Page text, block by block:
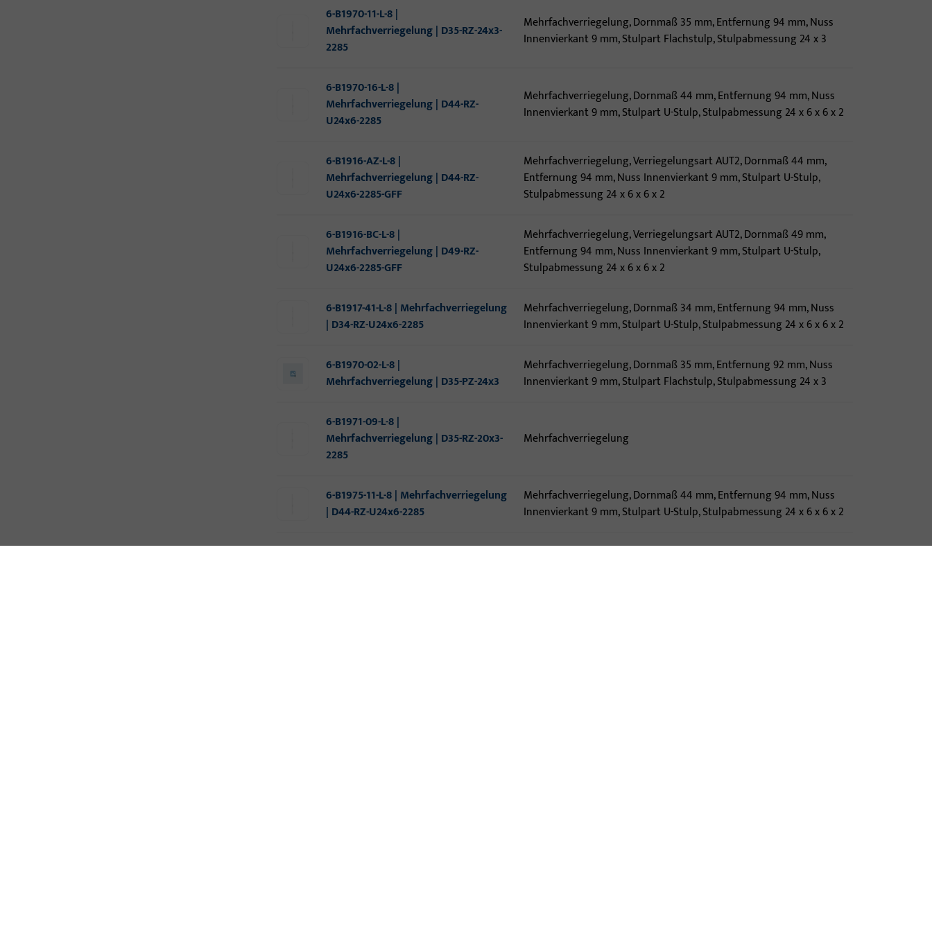
6-B1970-11-L-8 |
Mehrfachverriegelung | D35-RZ-24x3-
2285
Mehrfachverriegelung, Dornmaß 35 mm, Entfernung 94 mm, Nuss
Innenvierkant 9 mm, Stulpart Flachstulp, Stulpabmessung 24 x 3
6-B1970-16-L-8 |
Mehrfachverriegelung | D44-RZ-
U24x6-2285
Mehrfachverriegelung, Dornmaß 44 mm, Entfernung 94 mm, Nuss
Innenvierkant 9 mm, Stulpart U-Stulp, Stulpabmessung 24 x 6 x 6 x 2
6-B1916-AZ-L-8 |
Mehrfachverriegelung | D44-RZ-
U24x6-2285-GFF
Mehrfachverriegelung, Verriegelungsart AUT2, Dornmaß 44 mm,
Entfernung 94 mm, Nuss Innenvierkant 9 mm, Stulpart U-Stulp,
Stulpabmessung 24 x 6 x 6 x 2
6-B1916-BC-L-8 |
Mehrfachverriegelung | D49-RZ-
U24x6-2285-GFF
Mehrfachverriegelung, Verriegelungsart AUT2, Dornmaß 49 mm,
Entfernung 94 mm, Nuss Innenvierkant 9 mm, Stulpart U-Stulp,
Stulpabmessung 24 x 6 x 6 x 2
6-B1917-41-L-8 | Mehrfachverriegelung
| D34-RZ-U24x6-2285
Mehrfachverriegelung, Dornmaß 34 mm, Entfernung 94 mm, Nuss
Innenvierkant 9 mm, Stulpart U-Stulp, Stulpabmessung 24 x 6 x 6 x 2
6-B1970-02-L-8 |
Mehrfachverriegelung | D35-PZ-24x3
Mehrfachverriegelung, Dornmaß 35 mm, Entfernung 92 mm, Nuss
Innenvierkant 9 mm, Stulpart Flachstulp, Stulpabmessung 24 x 3
6-B1971-09-L-8 |
Mehrfachverriegelung | D35-RZ-20x3-
2285
Mehrfachverriegelung
6-B1975-11-L-8 | Mehrfachverriegelung
| D44-RZ-U24x6-2285
Mehrfachverriegelung, Dornmaß 44 mm, Entfernung 94 mm, Nuss
Innenvierkant 9 mm, Stulpart U-Stulp, Stulpabmessung 24 x 6 x 6 x 2